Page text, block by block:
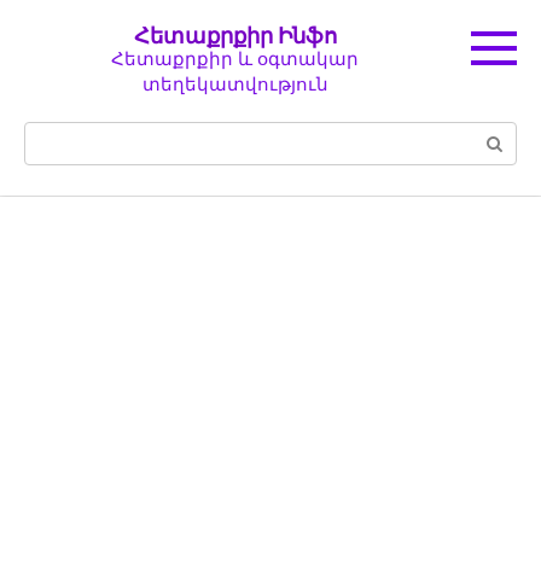
Հետաքրքիր Ինֆո
Հետաքրքիր և օգտակար
տեղեկատվություն